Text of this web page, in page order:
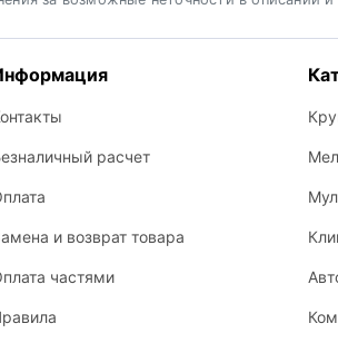
расчет
и возврат товара
частями